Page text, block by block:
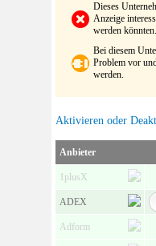
Dieses
Anzeige
werden könnten.
Bei diesem
Problem vor
werden.